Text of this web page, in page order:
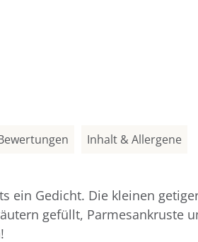
Inhalt & Allergene
ein Gedicht. Die kleinen
gefüllt, Parmesankruste